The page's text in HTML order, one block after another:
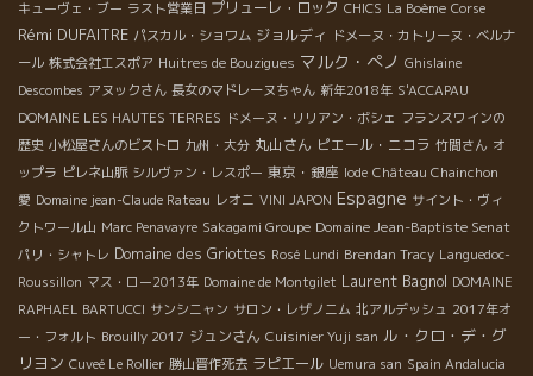
キューヴェ・ブー ラスト営業日 プリューレ・ロック CHICS La Boème Corse
Rémi DUFAITRE パスカル・ショワム ジョルディ ドメーヌ・カトリーヌ・ベルナ
ール 株式会社エスポア Huitres de Bouzigues マルク・ぺノ Ghislaine
Descombes アヌックさん 長女のマドレーヌちゃん 新年2018年 S'ACCAPAU
DOMAINE LES HAUTES TERRES ドメーヌ・リリアン・ボシェ フランスワインの
歴史 小松屋さんのビストロ 九州・大分 丸山さん ピエール・ニコラ 竹間さん オ
ップラ ピレネ山脈 シルヴァン・レスポー 東京・銀座 Iode Château Chainchon
愛 Domaine jean-Claude Rateau レオニ VINI JAPON Espagne サイント・ヴィ
クトワール山 Marc Penavayre Sakagami Groupe Domaine Jean-Baptiste Senat
パリ・シャトレ Domaine des Griottes Rosé Lundi Brendan Tracy Languedoc-
Roussillon マス・ロー2013年 Domaine de Montgilet Laurent Bagnol DOMAINE
RAPHAEL BARTUCCI サンシニャン サロン・レザノニム 北アルデッシュ 2017年オ
ー・フォルト Brouilly 2017 ジュンさん Cuisinier Yuji san ル・クロ・デ・グ
リヨン Cuveé Le Rollier 勝山晋作死去 ラピエール Uemura san Spain Andalucia